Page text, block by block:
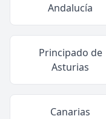
Andalucía
Principado de
Asturias
Canarias